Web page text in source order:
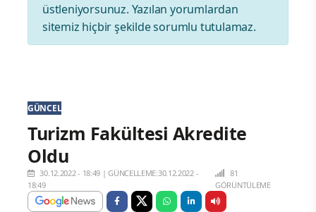
üstleniyorsunuz. Yazılan yorumlardan
sitemiz hiçbir şekilde sorumlu tutulamaz.
GÜNCEL
Turizm Fakültesi Akredite
Oldu
30.12.2022 - 18:49 |GÜNCELLEME:30.12.2022 -
18:49
81
GÖRÜNTÜLEME